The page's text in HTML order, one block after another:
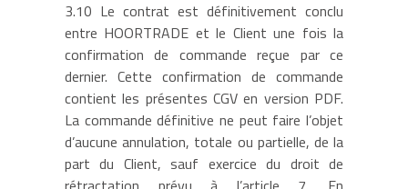
3.10 Le contrat est définitivement conclu
entre HOORTRADE et le Client une fois la
confirmation de commande reçue par ce
dernier. Cette confirmation de commande
contient les présentes CGV en version PDF.
La commande définitive ne peut faire l’objet
d’aucune annulation, totale ou partielle, de la
part du Client, sauf exercice du droit de